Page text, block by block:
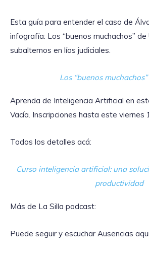
Esta guía para entender el caso de
infografía: Los “buenos muchachos” de
subalternos en líos judiciales.
Los “buenos
Aprenda de Inteligencia Artificial en
Vacía. Inscripciones hasta este viernes
Todos los detalles acá:
Curso inteligencia artificial: una
productividad
Más de La Silla podcast:
Puede seguir y escuchar Ausencias